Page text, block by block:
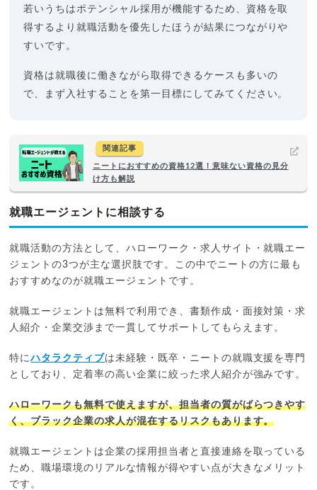
若いうちはポテンシャル採用が機能するため、資格を取
得するより就職活動を優先したほうが結果につながりや
すいです。
資格は就職後に働きながら取得できるケースも多いの
で、まず入社することを第一目標にしてみてください。
関連記事
ニートにおすすめの資格12選！意味ない資格の見分
け方も解説
就職エージェントに相談する
就職活動の方法として、ハローワーク・求人サイト・就職エー
ジェントの3つが主な選択肢です。この中でニートの方に最も
おすすめなのが就職エージェントです。
就職エージェントは無料で利用でき、書類作成・面接対策・求
人紹介・企業交渉まで一貫してサポートしてもらえます。
特にハタラクティブは未経験・既卒・ニートの就職支援を専門
としており、定着率の高い企業に絞った求人紹介が強みです。
ハローワークも無料で使えますが、担当者の質がばらつきやす
く、ブラック企業の求人が混在するリスクもあります。
就職エージェントは企業の採用担当者と直接連絡を取っている
ため、職場環境のリアルな情報が得やすい点が大きなメリット
です。